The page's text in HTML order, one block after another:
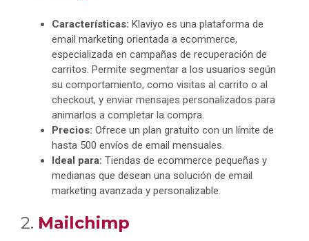
Características: Klaviyo es una plataforma de
email marketing orientada a ecommerce,
especializada en campañas de recuperación de
carritos. Permite segmentar a los usuarios según
su comportamiento, como visitas al carrito o al
checkout, y enviar mensajes personalizados para
animarlos a completar la compra.
Precios: Ofrece un plan gratuito con un límite de
hasta 500 envíos de email mensuales.
Ideal para: Tiendas de ecommerce pequeñas y
medianas que desean una solución de email
marketing avanzada y personalizable.
2. Mailchimp